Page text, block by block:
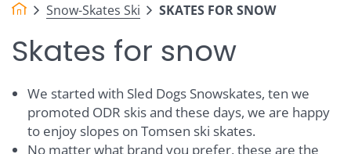
Snow-Skates Ski SKATES FOR SNOW
Skates for snow
We started with Sled Dogs Snowskates, ten we
promoted ODR skis and these days, we are happy
to enjoy slopes on Tomsen ski skates.
No matter what brand you prefer, these are the